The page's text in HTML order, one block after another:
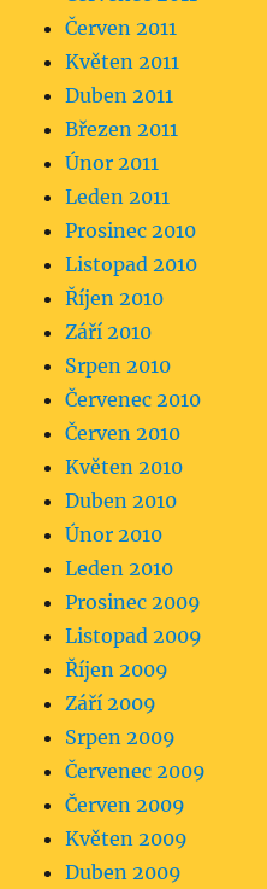
Červen 2011
Květen 2011
Duben 2011
Březen 2011
Únor 2011
Leden 2011
Prosinec 2010
Listopad 2010
Říjen 2010
Září 2010
Srpen 2010
Červenec 2010
Červen 2010
Květen 2010
Duben 2010
Únor 2010
Leden 2010
Prosinec 2009
Listopad 2009
Říjen 2009
Září 2009
Srpen 2009
Červenec 2009
Červen 2009
Květen 2009
Duben 2009